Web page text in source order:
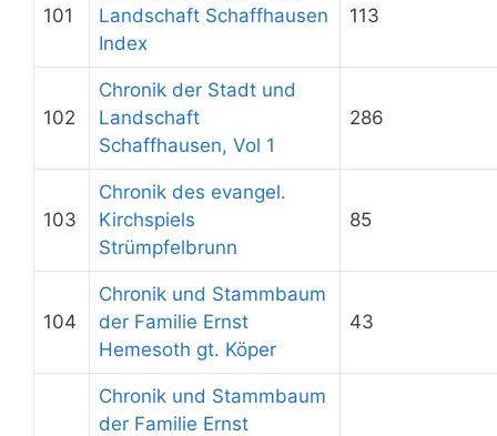
101
Landschaft Schaffhausen
Index
113
102
Chronik der Stadt und
Landschaft
Schaffhausen, Vol 1
286
103
Chronik des evangel.
Kirchspiels
Strümpfelbrunn
85
104
Chronik und Stammbaum
der Familie Ernst
Hemesoth gt. Köper
43
Chronik und Stammbaum
der Familie Ernst